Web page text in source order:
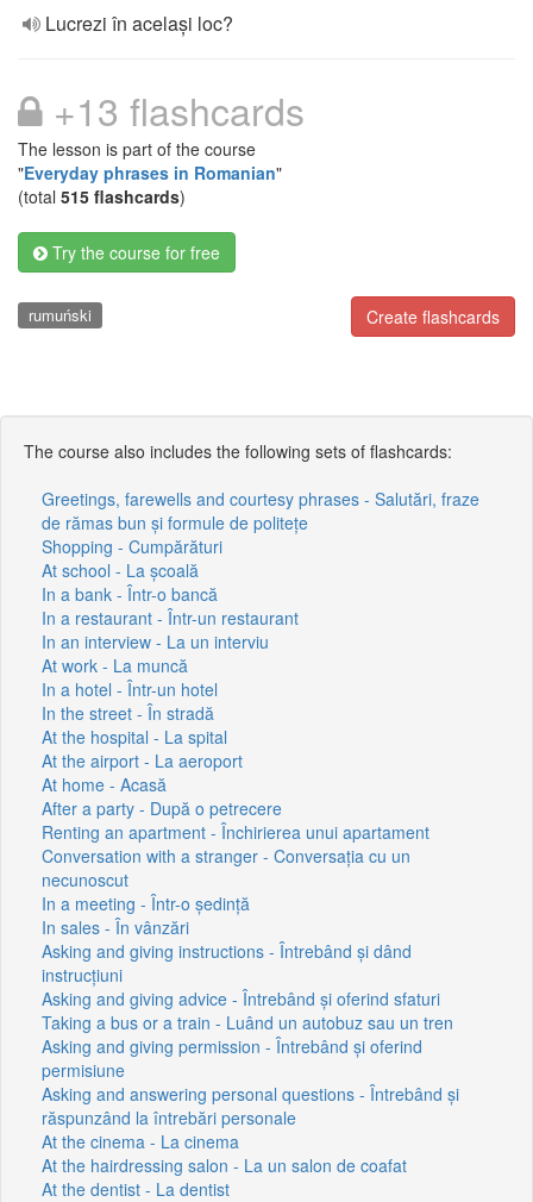
Lucrezi în același loc?
+13 flashcards
The lesson is part of the course
"Everyday phrases in Romanian"
(total 515 flashcards)
Try the course for free
Create flashcards
rumuński
The course also includes the following sets of flashcards:
Greetings, farewells and courtesy phrases - Salutări, fraze
de rămas bun și formule de politețe
Shopping - Cumpărături
At school - La școală
In a bank - Într-o bancă
In a restaurant - Într-un restaurant
In an interview - La un interviu
At work - La muncă
In a hotel - Într-un hotel
In the street - În stradă
At the hospital - La spital
At the airport - La aeroport
At home - Acasă
After a party - După o petrecere
Renting an apartment - Închirierea unui apartament
Conversation with a stranger - Conversația cu un
necunoscut
In a meeting - Într-o ședință
In sales - În vânzări
Asking and giving instructions - Întrebând și dând
instrucțiuni
Asking and giving advice - Întrebând și oferind sfaturi
Taking a bus or a train - Luând un autobuz sau un tren
Asking and giving permission - Întrebând și oferind
permisiune
Asking and answering personal questions - Întrebând și
răspunzând la întrebări personale
At the cinema - La cinema
At the hairdressing salon - La un salon de coafat
At the dentist - La dentist